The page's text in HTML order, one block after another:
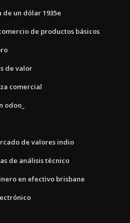
un dólar 1935e
de productos básicos
de valor
comercial
odoo_
de valores indio
de análisis técnico
en efectivo brisbane